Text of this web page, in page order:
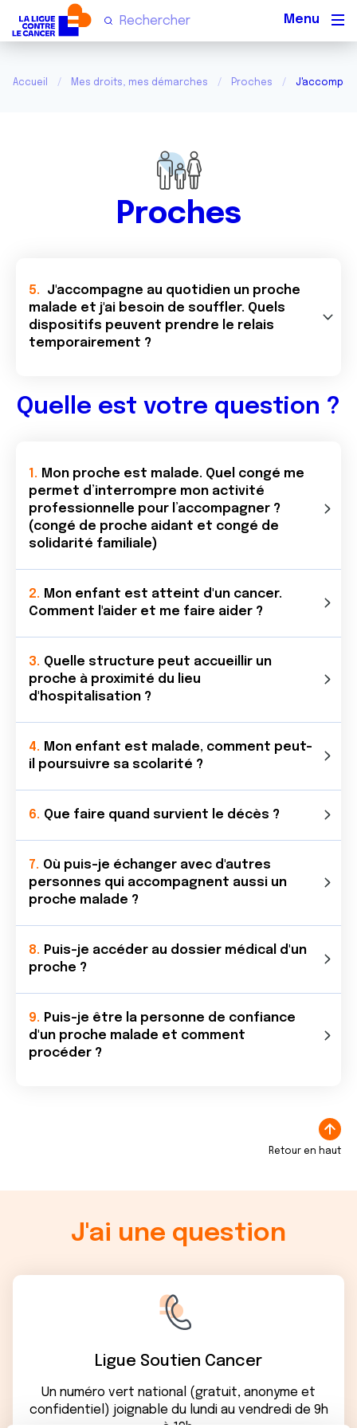
Accueil Mes droits, mes démarches Proches
Proches
Mon proche est malade. Quel congé me
permet d’interrompre mon activité
professionnelle pour l’accompagner ?
(congé de proche aidant et congé de
solidarité familiale)
Mon enfant est atteint d'un cancer.
Comment l'aider et me faire aider ?
Quelle structure peut accueillir un
proche à proximité du lieu
d'hospitalisation ?
Mon enfant est malade, comment peut-
il poursuivre sa scolarité ?
Que faire quand survient le décès ?
Où puis-je échanger avec d'autres
personnes qui accompagnent aussi un
proche malade ?
Puis-je accéder au dossier médical d'un
proche ?
Puis-je être la personne de confiance
d'un proche malade et comment
procéder ?
Quelle est votre question ?
J'accompagne au quotidien un proche
malade et j'ai besoin de souffler. Quels
dispositifs peuvent prendre le relais
temporairement ?
Retour en haut
J'ai une question
Ligue Soutien Cancer
Un numéro vert national (gratuit, anonyme et
confidentiel) joignable du lundi au vendredi de 9h